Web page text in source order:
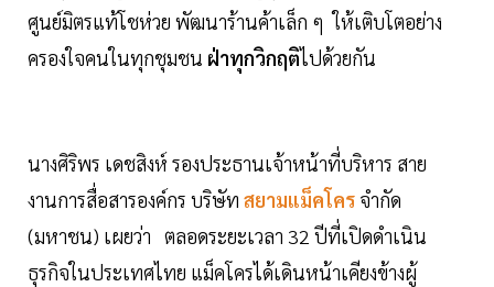
ศูนย์มิตรแท้โชห่วย พัฒนาร้านค้าเล็ก ๆ ให้เติบโตอย่าง
ครองใจคนในทุกชุมชน ฝ่าทุกวิกฤติไปด้วยกัน
นางศิริพร เดชสิงห์ รองประธานเจ้าหน้าที่บริหาร สาย
งานการสื่อสารองค์กร บริษัท สยามแม็คโคร จำกัด
(มหาชน) เผยว่า ตลอดระยะเวลา 32 ปีที่เปิดดำเนิน
ธุรกิจในประเทศไทย แม็คโครได้เดินหน้าเคียงข้างผู้